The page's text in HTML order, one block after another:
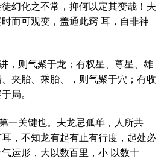
幻化之不常，抑何以定其变哉！夫
而可观变，盖通此窍 耳，自非神
，则气聚于龙；有权星、尊星、雄
夹胎、乘胎、，则气聚于穴；有收
局。
一关键也。夫龙忌孤单，人所共
，不知龙有起有止有行度，起处必
运形，大以数百里，小 以数十